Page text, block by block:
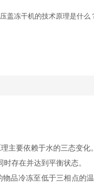
盖冻干机的技术原理是什么
要依赖于水的三态变化
存在并达到平衡状态。
冷冻至低于三相点的温